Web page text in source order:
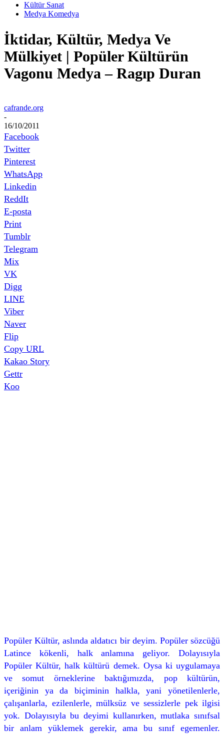
Kültür Sanat
Medya Komedya
İktidar, Kültür, Medya Ve
Mülkiyet | Popüler Kültürün
Vagonu Medya – Ragıp Duran
cafrande.org
-
16/10/2011
Facebook
Twitter
Pinterest
WhatsApp
Linkedin
ReddIt
E-posta
Print
Tumblr
Telegram
Mix
VK
Digg
LINE
Viber
Naver
Flip
Copy URL
Kakao Story
Gettr
Koo
Popüler Kültür, aslında aldatıcı bir deyim. Popüler sözcüğü
Latince kökenli, halk anlamına geliyor. Dolayısıyla
Popüler Kültür, halk kültürü demek. Oysa ki uygulamaya
ve somut örneklerine baktığımızda, pop kültürün,
içeriğinin ya da biçiminin halkla, yani yönetilenlerle,
çalışanlarla, ezilenlerle, mülksüz ve sessizlerle pek ilgisi
yok. Dolayısıyla bu deyimi kullanırken, mutlaka sınıfsal
bir anlam yüklemek gerekir, ama bu sınıf egemenler.